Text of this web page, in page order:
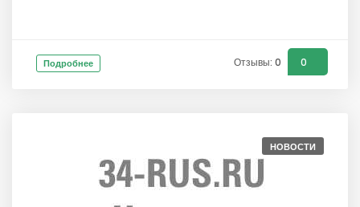
Подробнее Отзывы: 0 0
НОВОСТИ